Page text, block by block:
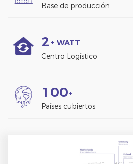
Base de producción
2 + WATT
Centro Logístico
1 00+
Países cubiertos